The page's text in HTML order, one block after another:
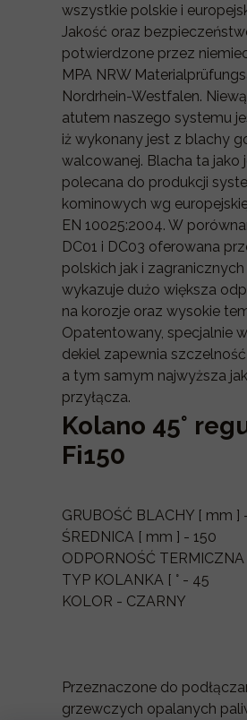
wszystkie polskie i
Jakość oraz
potwierdzone przez
MPA NRW
Nordrhein-Westfalen.
atutem naszego systemu
iż wykonany jest z blachy
walcowanej. Blacha ta jako
polecana do produkcji
kominowych wg
EN 10025:2004. W
DC01 i DC03 oferowana
polskich jak i
wykazuje dużo większa
na korozje oraz wysokie
Opatentowany, specjalnie
dekiel zapewnia
a tym samym najwyższa
przyłącza.
Kolano 45°
Fi150
GRUBOŚĆ BLACHY [ mm ]
ŚREDNICA [ mm ] - 150
ODPORNOŚĆ TERMICZNA
TYP KOLANKA [ ° - 45
KOLOR - CZARNY
Przeznaczone do
grzewczych opalanych